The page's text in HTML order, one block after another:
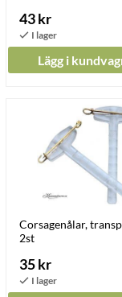
43 kr
Lägg i
Corsagenålar,
2st
35 kr